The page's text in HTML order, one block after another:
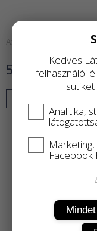
Azonnal raktárról
500 Ft
Kedves
felhasználói
sütiket
Analitika,
Facebook